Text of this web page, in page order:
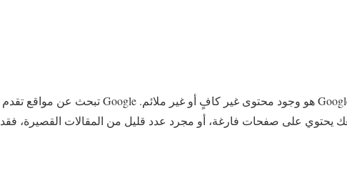
من أبرز الأسباب التي تؤدي إلى رفض Google AdSense هو وجود محتوى غير كافٍ أو غير ملائم. Google تبحث عن مواقع تقدم
يحتوي على صفحات فارغة، أو مجرد عدد قليل من المقالات القصيرة، فقد